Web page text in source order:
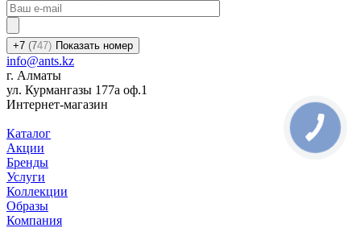
+7 (747) Показать номер
info@ants.kz
г. Алматы
ул. Курмангазы 177а оф.1
Интернет-магазин
Каталог
Акции
Бренды
Услуги
Коллекции
Образы
Компания